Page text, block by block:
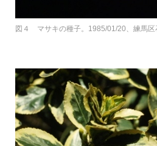
図４ マサキの種子。1985/01/20、練馬区